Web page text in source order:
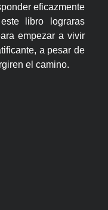
eficazmente
libro lograras
empezar a vivir
a pesar de
el camino.